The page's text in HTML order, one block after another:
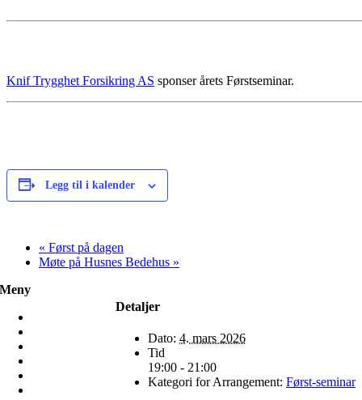
Knif Trygghet Forsikring AS sponser årets Førstseminar.
Legg til i kalender
« Først på dagen
Møte på Husnes Bedehus »
Detaljer
Dato: 4. mars 2026
Tid
19:00 - 21:00
Kategori for Arrangement: Først-seminar
Meny